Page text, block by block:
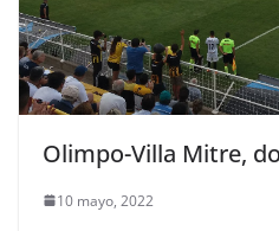
Olimpo-Villa Mitre,
10 mayo, 2022